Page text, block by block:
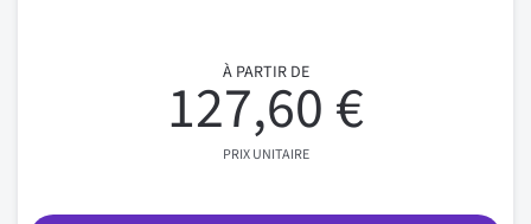
À PARTIR DE
127,60 €
PRIX UNITAIRE